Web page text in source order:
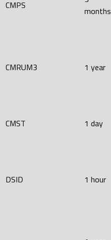
CMPS
months
CMRUM3 1 year
CMST 1 day
DSID 1 hour